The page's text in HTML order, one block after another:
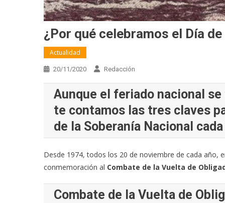
¿Por qué celebramos el Día
Actualidad
20/11/2020 Redacción
Aunque el feriado nacional
te contamos las tres claves
de la Soberanía Nacional
Desde 1974, todos los 20 de noviembre de cada año,
conmemoración al Combate de la Vuelta de
Combate de la Vuelta de